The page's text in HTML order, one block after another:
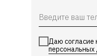
Даю согласие